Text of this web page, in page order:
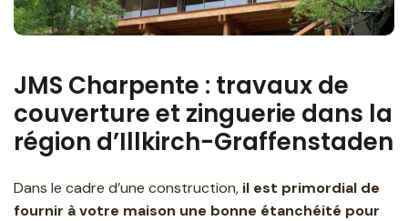
JMS Charpente : travaux de
couverture et zinguerie dans la
région d’Illkirch-Graffenstaden
Dans le cadre d’une construction, il est primordial de
fournir à votre maison une bonne étanchéité pour